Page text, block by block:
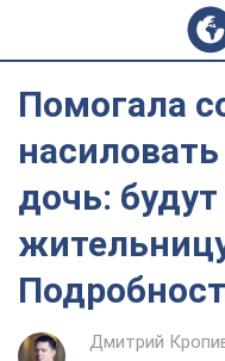
Помогала
дочь:
Дмитрий